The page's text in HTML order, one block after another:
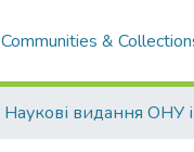
Communities &